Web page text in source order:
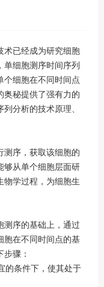
术已经成为研究细胞
单细胞测序时间序列
个细胞在不同时间点
奥秘提供了强有力的
分析的技术原理、
测序，获取该细胞的
够从单个细胞层面研
物学过程，为细胞生
测序的基础上，通过
胞在不同时间点的基
骤：
的条件下，使其处于